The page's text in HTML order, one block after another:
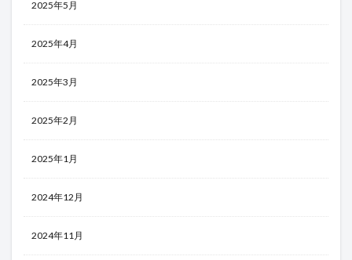
2025年5月
2025年4月
2025年3月
2025年2月
2025年1月
2024年12月
2024年11月